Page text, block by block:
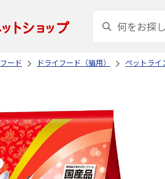
フード ドライフード（猫用） ペットライ